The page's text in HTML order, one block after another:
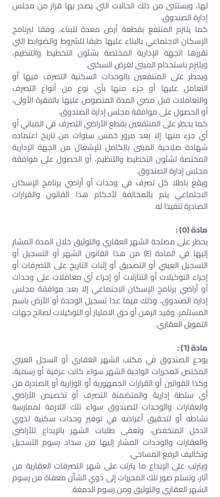
لها، ويستثنى من ذلك الحالات التي يصدر بها قرار من مجلس
إدارة الصندوق.
كما يلتزم المنتفع بقطعة أرض معدة للبناء، وفقا لبرنامج
الإسكان الاجتماعي بالبناء عليها طبقا للشروط والضوابط التي
تقررها الجهة الإدارية المختصة بشئون التخطيط والتنظيم،
ويلتزم باستخدام المبنى لغرض السكنى.
ويحظر على المنتفعين بالوحدات السكنية التصرف فيها أو
التعامل عليها أو جزء منها بأي نوع من أنواع التصرف
والتعاملات قبل مضي المدة المنصوص عليها بالفقرة الأولى،
أو الحصول على موافقة مجلس إدارة الصندوق.
كما يحظر على المنتفعين بقطع الأراضي التصرف في المباني أو
أي جزء منها إلا بعد مرور خمس سنوات من تاريخ اعتماده
شهادة صلاحية المبنى بالكامل للإشغال من الجهة الإدارية
المختصة لشئون التخطيط والتنظيم، أو الحصول على موافقة
مجلس إدارة الصندوق.
ويقع باطلا كل تصرف في وحدات أو أراضي برنامج الإسكان
الاجتماعي يتم بالمخالفة لأحكام هذا القانون والقرارات
الصادرة تنفيذا له.
مادة (٥) :
يحظر على مصلحة الشهر العقاري والتوثيق خلال المدة المشار
إليها في المادة (٤) من هذا القانون الشهر أو التسجيل أو
التسجيل العيني أو التصديق أو إثبات التاريخ على التصرفات أو
إجراء التوكيلات أو التنازلات أو إجراء أي معاملات على وحدات
أو أراضي برنامج الإسكان الاجتماعي إلا بعد موافقة مجلس
إدارة الصندوق، وذلك فيما عدا تسجيل الوحدة أو الأرض باسم
المستثمر، وقيد الرهن أو حق الامتياز أو التوكيلات لصالح جهات
التمويل العقاري.
مادة (٦) :
يودع الصندوق في مكتب الشهر العقاري أو السجل العيني
المختص المحررات الواجبة الشهر سواء كانت عرفية أو رسمية،
وكذا القوانين أو القرارات الجمهورية أو الوزارية أو الصادرة من
أي سلطة إدارية والمتضمنة التصرف أو تخصيص الأراضي
والعقارات والوحدات للصندوق سواء تلك اللازمة لممارسة
نشاطه أو لتحقيق أغراضه في توفير وحدات سكنية لذوي
الدخل المنخفض، وتعفى طلبات الشهر بالإيداع للأراضي
والعقارات والوحدات المشار إليها من سداد رسوم التسجيل
وتكاليف الرفع المساحي.
ويترتب على الإيداع ما يترتب على شهر التصرفات العقارية من
آثار، وتسلم صور تلك المحررات إلى ذوي الشأن معفاة من رسوم
الشهر العقاري والتوثيق ومن رسوم الدمغة.